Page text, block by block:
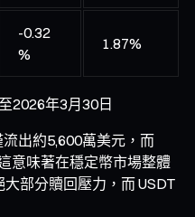
-0.32
%
1.87%
2026年3月30日
出約5,600萬美元，而
意味著在穩定幣市場整體
部分贖回壓力，而 USDT